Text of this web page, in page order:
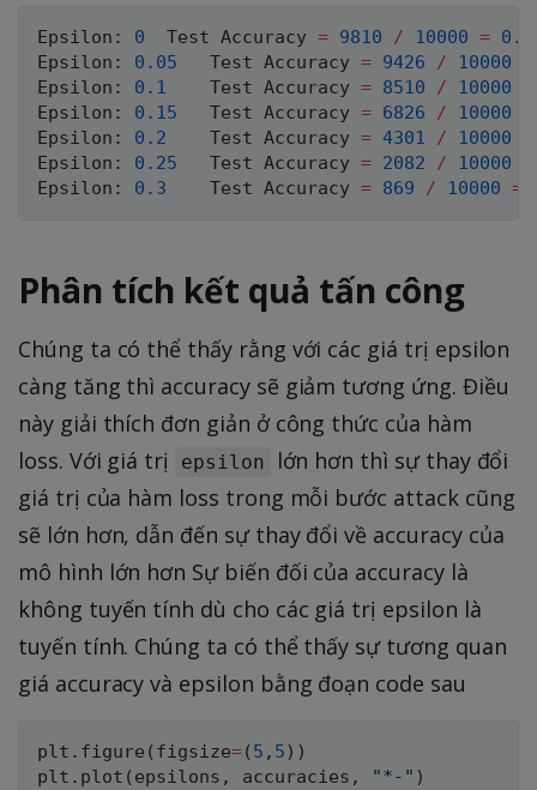
Epsilon : 0
	Test Accuracy
= 9810 / 10000 =
Epsilon : 0.05
	Test Accuracy
= 9426 / 10000
Epsilon : 0.1
	Test Accuracy
= 8510 / 10000
Epsilon : 0.15
	Test Accuracy
= 6826 / 10000
Epsilon : 0.2
	Test Accuracy
= 4301 / 10000
Epsilon : 0.25
	Test Accuracy
= 2082 / 10000
Epsilon : 0.3
	Test Accuracy
= 869 / 10000 =
Phân tích kết quả tấn công
Chúng ta có thể thấy rằng với các giá trị epsilon
càng tăng thì accuracy sẽ giảm tương ứng. Điều
này giải thích đơn giản ở công thức của hàm
loss. Với giá trị
epsilon
lớn hơn thì sự thay đổi
giá trị của hàm loss trong mỗi bước attack cũng
sẽ lớn hơn, dẫn đến sự thay đổi về accuracy của
mô hình lớn hơn Sự biến đối của accuracy là
không tuyến tính dù cho các giá trị epsilon là
tuyến tính. Chúng ta có thể thấy sự tương quan
giá accuracy và epsilon bằng đoạn code sau
plt . figure ( figsize=( 5 , 5 ) )
plt . plot ( epsilons , accuracies , "*-" )